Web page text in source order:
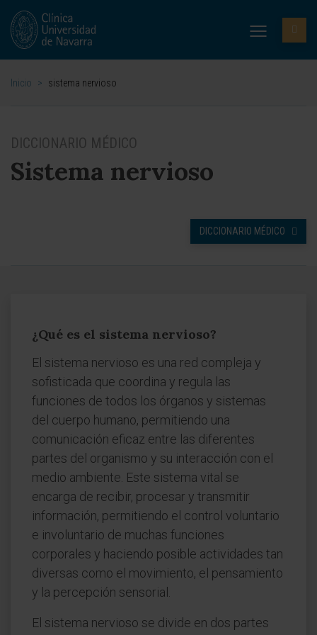
Inicio > sistema nervioso
DICCIONARIO MÉDICO
Sistema nervioso
DICCIONARIO MÉDICO
¿Qué es el sistema nervioso?
El sistema nervioso es una red compleja y
sofisticada que coordina y regula las
funciones de todos los órganos y sistemas
del cuerpo humano, permitiendo una
comunicación eficaz entre las diferentes
partes del organismo y su interacción con el
medio ambiente. Este sistema vital se
encarga de recibir, procesar y transmitir
información, permitiendo el control voluntario
e involuntario de muchas funciones
corporales y haciendo posible actividades tan
diversas como el movimiento, el pensamiento
y la percepción sensorial.
El sistema nervioso se divide en dos partes